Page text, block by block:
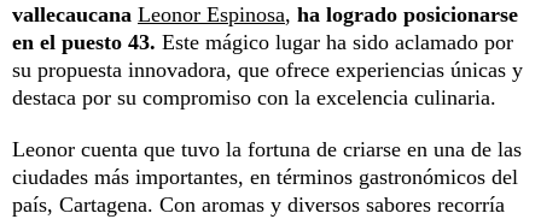
vallecaucana Leonor Espinosa, ha logrado posicionarse
en el puesto 43. Este mágico lugar ha sido aclamado por
su propuesta innovadora, que ofrece experiencias únicas y
destaca por su compromiso con la excelencia culinaria.
Leonor cuenta que tuvo la fortuna de criarse en una de las
ciudades más importantes, en términos gastronómicos del
país, Cartagena. Con aromas y diversos sabores recorría